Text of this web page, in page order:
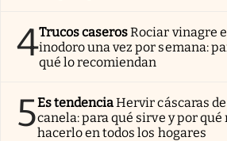
4Trucos caserosRociar vinagre
inodoro una vez por semana:
qué lo recomiendan
5Es tendenciaHervir cáscaras
canela: para qué sirve y por
hacerlo en todos los hogares